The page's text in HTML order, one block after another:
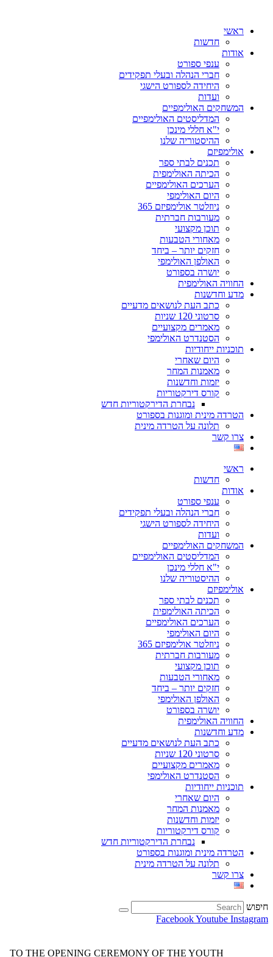
ראשי
חדשות
אודות
ענפי ספורט
חברי הנהלה ובעלי תפקידים
היחידה לספורט הישגי
ועדות
המשחקים האולימפיים
המדליסטים האולימפיים
י"א חללי מינכן
ההיסטוריה שלנו
אולימפיזם
תכנים לבתי ספר
הכיתה האולימפית
הערכים האולימפיים
היום האולימפי
ניוזלטר אולימפיזם 365
מעורבות חברתית
תוכן מקצועי
מאחורי הטבעות
חזקים יותר – ביחד
האולפן האולימפי
יושרה בספורט
החוויה האולימפית
מדע וחדשנות
כתב העת לנושאים מדעיים
סרטוני 120 שניות
מאמרים מקצועיים
הסטנדרט האולימפי
תוכניות ייחודיות
היום שאחרי
מאמנות המחר
יזמות וחדשנות
קורס דירקטוריות
נבחרת הדירקטוריות חדש
הטרדה מינית ומוגנות בספורט
תלונה על הטרדה מינית
צרו קשר
ראשי
חדשות
אודות
ענפי ספורט
חברי הנהלה ובעלי תפקידים
היחידה לספורט הישגי
ועדות
המשחקים האולימפיים
המדליסטים האולימפיים
י"א חללי מינכן
ההיסטוריה שלנו
אולימפיזם
תכנים לבתי ספר
הכיתה האולימפית
הערכים האולימפיים
היום האולימפי
ניוזלטר אולימפיזם 365
מעורבות חברתית
תוכן מקצועי
מאחורי הטבעות
חזקים יותר – ביחד
האולפן האולימפי
יושרה בספורט
החוויה האולימפית
מדע וחדשנות
כתב העת לנושאים מדעיים
סרטוני 120 שניות
מאמרים מקצועיים
הסטנדרט האולימפי
תוכניות ייחודיות
היום שאחרי
מאמנות המחר
יזמות וחדשנות
קורס דירקטוריות
נבחרת הדירקטוריות חדש
הטרדה מינית ומוגנות בספורט
תלונה על הטרדה מינית
צרו קשר
חיפוש
FacebookYoutube Instagram